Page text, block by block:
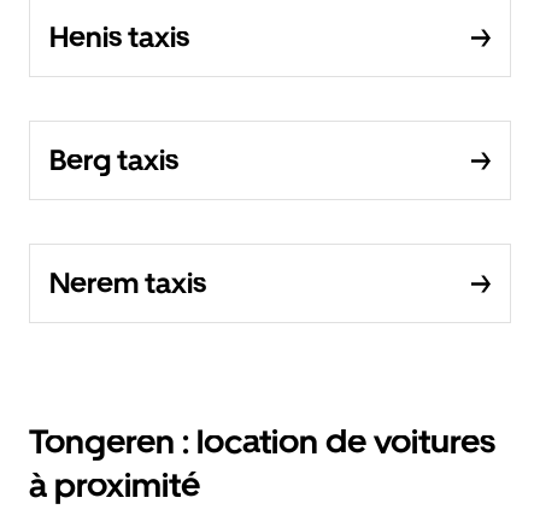
Henis taxis
Berg taxis
Nerem taxis
Tongeren : location de voitures
à proximité